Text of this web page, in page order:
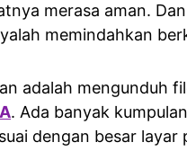
merasa aman.
memindahkan
adalah mengunduh
. Ada banyak
dengan besar layar